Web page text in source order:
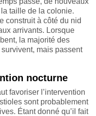
taille de la colonie.
construit à côté du nid
arrivants. Lorsque
la majorité des
mais passent
nocturne
favoriser l’intervention
sont probablement
Étant donné qu’il fait